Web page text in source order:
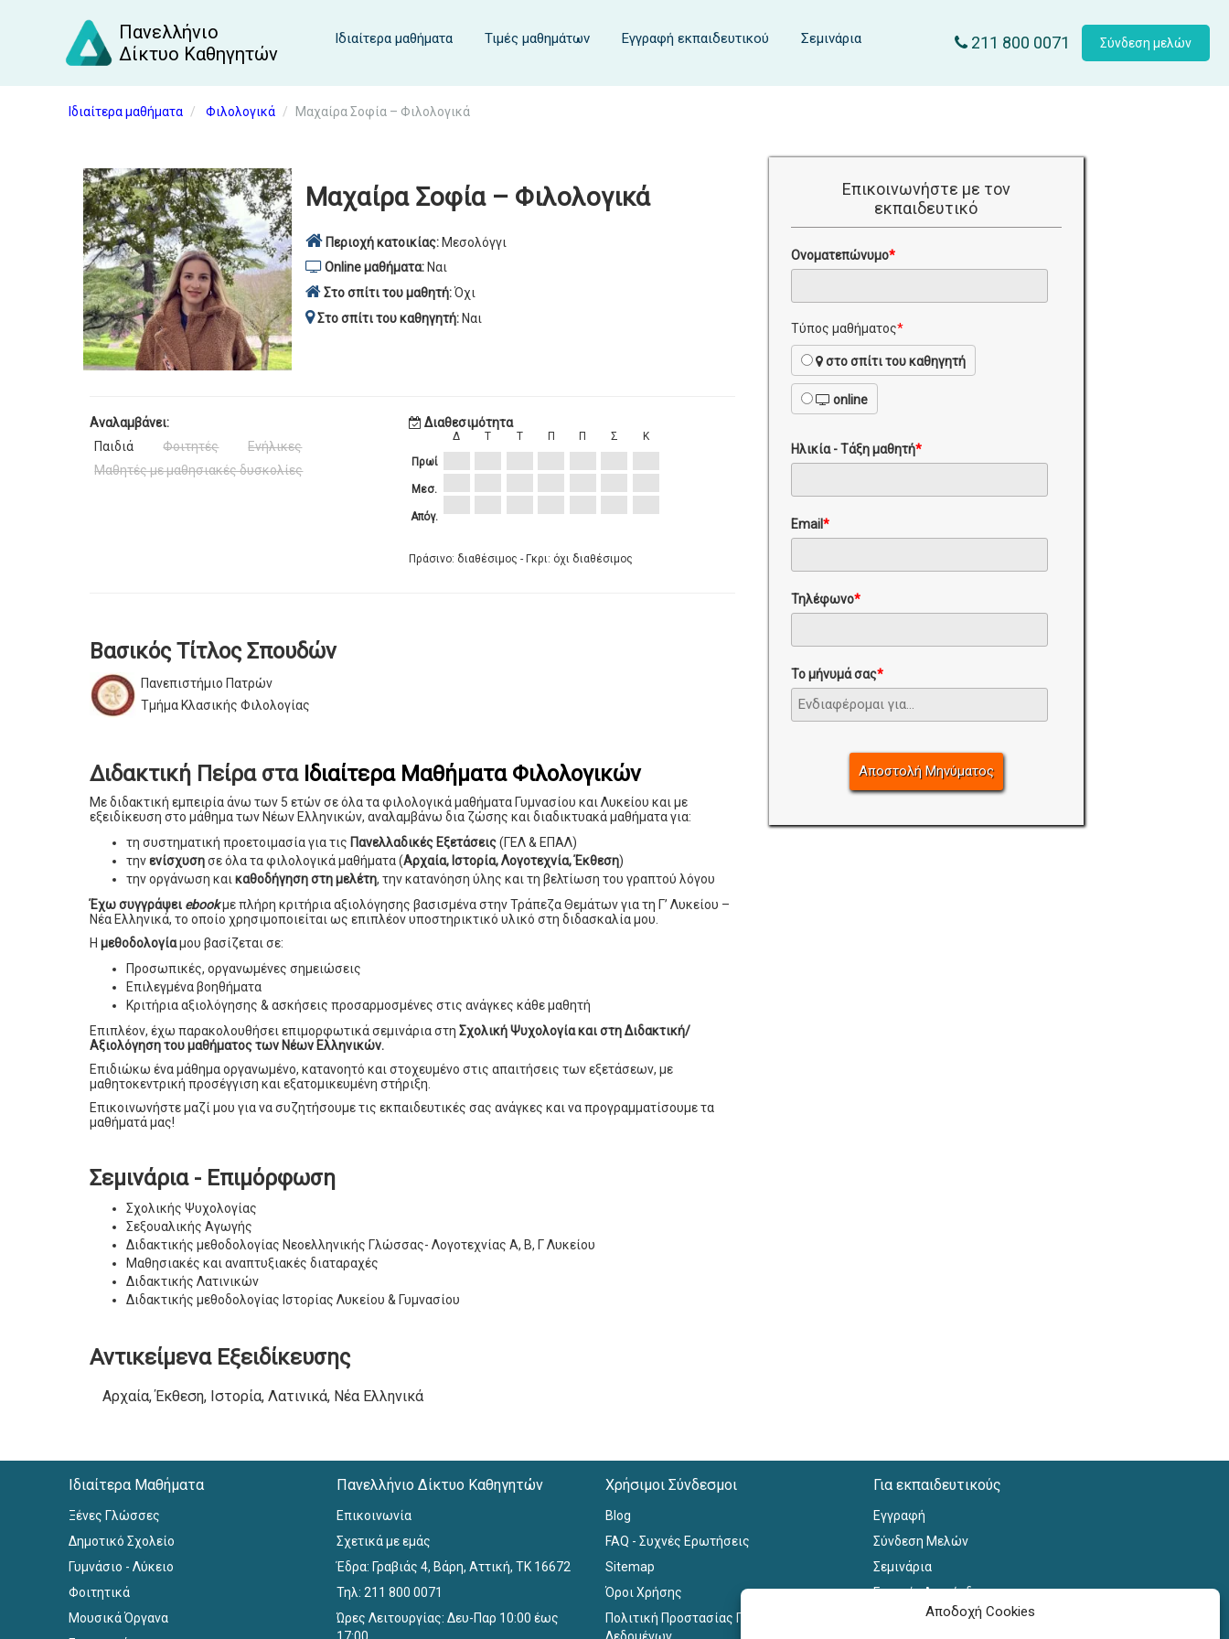
Αποδοχή Cookies
Πανελλήνιο
Δίκτυο Καθηγητών
Ιδιαίτερα μαθήματα Τιμές μαθημάτων Εγγραφή εκπαιδευτικού Σεμινάρια 211 800 0071 Σύνδεση μελών
Ιδιαίτερα μαθήματα Φιλολογικά Μαχαίρα Σοφία – Φιλολογικά
Μαχαίρα Σοφία – Φιλολογικά
Περιοχή κατοικίας: Μεσολόγγι
Online μαθήματα:Ναι
Στο σπίτι του μαθητή:Όχι
Στο σπίτι του καθηγητή:Ναι
Αναλαμβάνει:
Παιδιά
Φοιτητές
Ενήλικες
Μαθητές με μαθησιακές δυσκολίες
Διαθεσιμότητα
Πρωί
Μεσ.
Απόγ.
Δ Τ Τ Π Π Σ Κ
Πράσινο: διαθέσιμος - Γκρι: όχι διαθέσιμος
Βασικός Τίτλος Σπουδών
Πανεπιστήμιο Πατρών
Τμήμα Κλασικής Φιλολογίας
Διδακτική Πείρα στα Ιδιαίτερα Μαθήματα Φιλολογικών
Με διδακτική εμπειρία άνω των 5 ετών σε όλα τα φιλολογικά μαθήματα Γυμνασίου και Λυκείου και με
εξειδίκευση στο μάθημα των Νέων Ελληνικών, αναλαμβάνω δια ζώσης και διαδικτυακά μαθήματα για:
τη συστηματική προετοιμασία για τις Πανελλαδικές Εξετάσεις(ΓΕΛ & ΕΠΑΛ)
τηνενίσχυσησε όλα τα φιλολογικά μαθήματα (Αρχαία, Ιστορία, Λογοτεχνία, Έκθεση)
την οργάνωση καικαθοδήγηση στη μελέτη, την κατανόηση ύλης και τη βελτίωση του γραπτού λόγου
Έχω συγγράψει ebookμε πλήρη κριτήρια αξιολόγησης βασισμένα στην Τράπεζα Θεμάτων για τη Γ’ Λυκείου –
Νέα Ελληνικά, το οποίο χρησιμοποιείται ως επιπλέον υποστηρικτικό υλικό στη διδασκαλία μου.
Ημεθοδολογίαμου βασίζεται σε:
Προσωπικές, οργανωμένες σημειώσεις
Επιλεγμένα βοηθήματα
Κριτήρια αξιολόγησης & ασκήσεις προσαρμοσμένες στις ανάγκες κάθε μαθητή
Επιπλέον, έχω παρακολουθήσει επιμορφωτικά σεμινάρια στη Σχολική Ψυχολογία και στη Διδακτική/
Αξιολόγηση του μαθήματος των Νέων Ελληνικών.
Επιδιώκω ένα μάθημα οργανωμένο, κατανοητό και στοχευμένο στις απαιτήσεις των εξετάσεων, με
μαθητοκεντρική προσέγγιση και εξατομικευμένη στήριξη.
Επικοινωνήστε μαζί μου για να συζητήσουμε τις εκπαιδευτικές σας ανάγκες και να προγραμματίσουμε τα
μαθήματά μας!
Σεμινάρια - Επιμόρφωση
Σχολικής Ψυχολογίας
Σεξουαλικής Αγωγής
Διδακτικής μεθοδολογίας Νεοελληνικής Γλώσσας- Λογοτεχνίας Α, Β, Γ Λυκείου
Μαθησιακές και αναπτυξιακές διαταραχές
Διδακτικής Λατινικών
Διδακτικής μεθοδολογίας Ιστορίας Λυκείου & Γυμνασίου
Αντικείμενα Εξειδίκευσης
Αρχαία, Έκθεση, Ιστορία, Λατινικά, Νέα Ελληνικά
Επικοινωνήστε με τον
εκπαιδευτικό
Ονοματεπώνυμο*
Τύπος μαθήματος*
στο σπίτι του καθηγητή
online
Ηλικία - Τάξη μαθητή*
Email*
Τηλέφωνο*
Το μήνυμά σας*
Ιδιαίτερα Μαθήματα
Ξένες Γλώσσες
Δημοτικό Σχολείο
Γυμνάσιο - Λύκειο
Φοιτητικά
Μουσικά Όργανα
Πανελλήνιο Δίκτυο Καθηγητών
Επικοινωνία
Σχετικά με εμάς
Έδρα: Γραβιάς 4, Βάρη, Αττική, ΤΚ 16672
Τηλ: 211 800 0071
Ώρες Λειτουργίας: Δευ-Παρ 10:00 έως
Χρήσιμοι Σύνδεσμοι
Blog
FAQ - Συχνές Ερωτήσεις
Sitemap
Όροι Χρήσης
Πολιτική Προστασίας Προσωπικών
Για εκπαιδευτικούς
Εγγραφή
Σύνδεση Μελών
Σεμινάρια
Γραφείο Διασύνδεσης